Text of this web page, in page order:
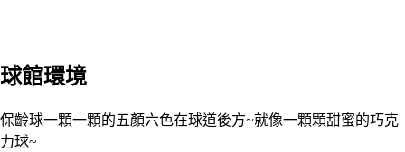
球館環境
保齡球一顆一顆的五顏六色在球道後方~就像一顆顆甜蜜的巧克
力球~